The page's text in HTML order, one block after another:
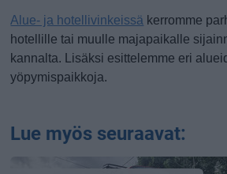
Alue- ja hotellivinkeissä kerromme
hotellille tai muulle majapaikalle
kannalta. Lisäksi esittelemme eri
yöpymispaikkoja.
Lue myös seuraavat: